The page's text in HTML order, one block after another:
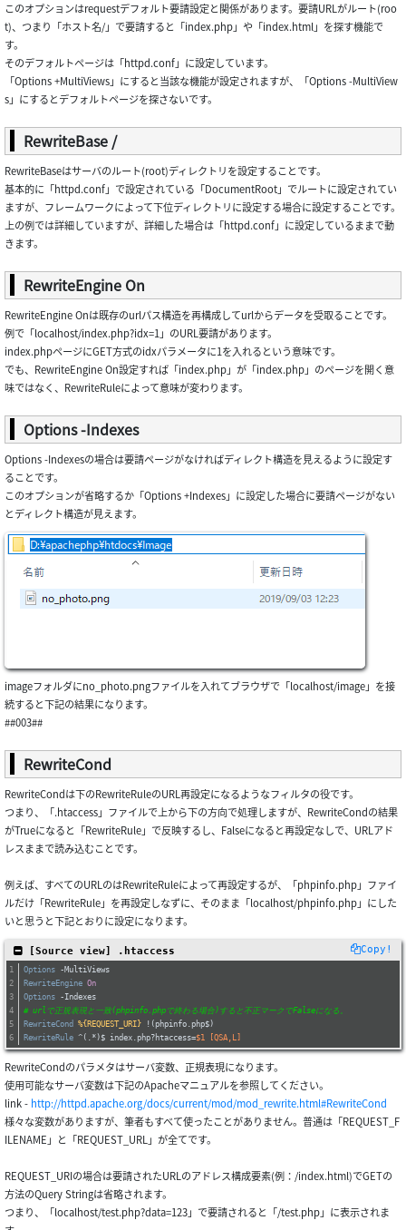
このオプションはrequestデフォルト要請設定と関係があります。要請URLがルート(roo
t)、つまり「ホスト名/」で要請すると「index.php」や「index.html」を探す機能で
す。
そのデフォルトページは「httpd.conf」に設定しています。
「Options +MultiViews」にすると当該な機能が設定されますが、「Options -MultiView
s」にするとデフォルトページを探さないです。
RewriteBase /
RewriteBaseはサーバのルート(root)ディレクトリを設定することです。
基本的に「httpd.conf」で設定されている「DocumentRoot」でルートに設定されてい
ますが、フレームワークによって下位ディレクトリに設定する場合に設定することです。
上の例では詳細していますが、詳細した場合は「httpd.conf」に設定しているままで動
きます。
RewriteEngine On
RewriteEngine Onは既存のurlパス構造を再構成してurlからデータを受取ることです。
例で「localhost/index.php?idx=1」のURL要請があります。
index.phpページにGET方式のidxパラメータに1を入れるという意味です。
でも、RewriteEngine On設定すれば「index.php」が「index.php」のページを開く意
味ではなく、RewriteRuleによって意味が変わります。
Options -Indexes
Options -Indexesの場合は要請ページがなければディレクト構造を見えるように設定す
ることです。
このオプションが省略するか「Options +Indexes」に設定した場合に要請ページがない
とディレクト構造が見えます。
imageフォルダにno_photo.pngファイルを入れてブラウザで「localhost/image」を接
続すると下記の結果になります。
##003##
RewriteCond
RewriteCondは下のRewriteRuleのURL再設定になるようなフィルタの役です。
つまり、「.htaccess」ファイルで上から下の方向で処理しますが、RewriteCondの結果
がTrueになると「RewriteRule」で反映するし、Falseになると再設定なしで、URLアド
レスままで読み込むことです。
例えば、すべてのURLのはRewriteRuleによって再設定するが、「phpinfo.php」ファイ
ルだけ「RewriteRule」を再設定しなずに、そのまま「localhost/phpinfo.php」にした
いと思うと下記とおりに設定になります。
Copy!
[Source view] .htaccess
Options -MultiViews
RewriteEngine On
Options -Indexes
# urlで正規表現と一致(phpinfo.phpで終わる場合)すると不正マークでFalseになる。
RewriteCond %{REQUEST_URI} !(phpinfo.php$)
RewriteRule ^(.*)$ index.php?htaccess=$1 [QSA,L]
RewriteCondのパラメタはサーバ変数、正規表現になります。
使用可能なサーバ変数は下記のApacheマニュアルを参照してください。
link - http://httpd.apache.org/docs/current/mod/mod_rewrite.html#RewriteCond
様々な変数がありますが、筆者もすべて使ったことがありません。普通は「REQUEST_F
ILENAME」と「REQUEST_URL」が全てです。
REQUEST_URIの場合は要請されたURLのアドレス構成要素(例：/index.html)でGETの
方法のQuery Stringは省略されます。
つまり、「localhost/test.php?data=123」で要請されると「/test.php」に表示されま